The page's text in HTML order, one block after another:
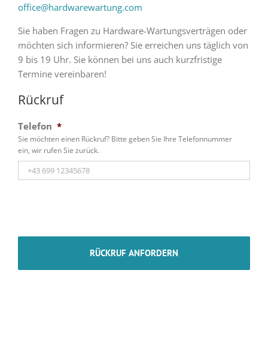
office@hardwarewartung.com
Sie haben Fragen zu Hardware-Wartungsverträgen oder
möchten sich informieren? Sie erreichen uns täglich von
9 bis 19 Uhr. Sie können bei uns auch kurzfristige
Termine vereinbaren!
Rückruf
Telefon *
Sie möchten einen Rückruf? Bitte geben Sie Ihre Telefonnummer
ein, wir rufen Sie zurück.